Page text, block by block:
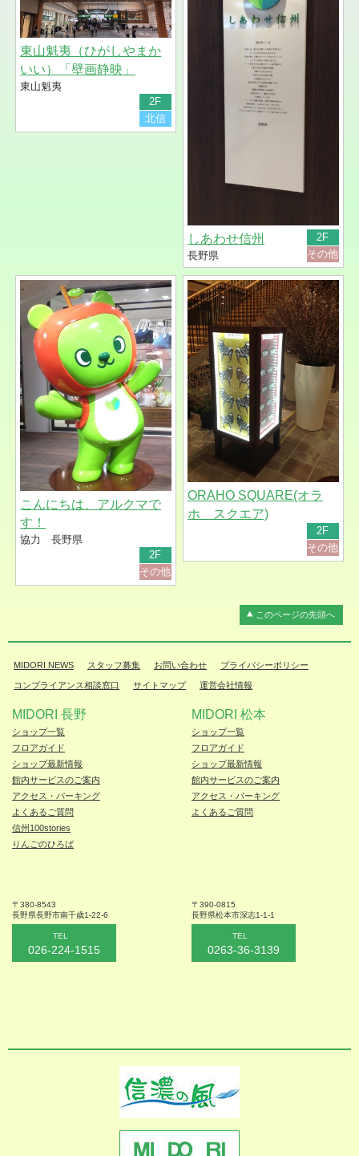
東山魁夷（ひがしやまか
いい）「壁画静映」
東山魁夷
2F
北信
しあわせ信州
長野県
2F
その他
こんにちは、アルクマで
す！
協力 長野県
2F
その他
ORAHO SQUARE(オラ
ホ スクエア)
2F
その他
このページの先頭へ
MIDORI NEWS スタッフ募集 お問い合わせ プライバシーポリシー
コンプライアンス相談窓口 サイトマップ 運営会社情報
MIDORI 長野
ショップ一覧
フロアガイド
ショップ最新情報
館内サービスのご案内
アクセス・パーキング
よくあるご質問
信州100stories
りんごのひろば
〒380-8543
長野県長野市南千歳1-22-6
TEL
026-224-1515
MIDORI 松本
ショップ一覧
フロアガイド
ショップ最新情報
館内サービスのご案内
アクセス・パーキング
よくあるご質問
〒390-0815
長野県松本市深志1-1-1
TEL
0263-36-3139